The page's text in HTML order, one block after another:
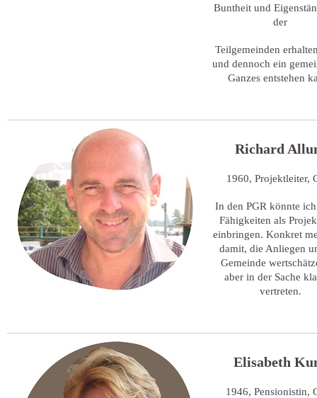
Buntheit und
der
Teilgemeinden
und dennoch ein
Ganzes entstehen
Richard
1960, Projektleiter,
In den PGR könnte
Fähigkeiten als
einbringen. Konkret
damit, die Anliegen
Gemeinde
aber in der Sache
vertreten.
Elisabeth
1946, Pensionistin,